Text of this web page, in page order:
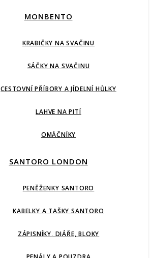
MONBENTO
KRABIČKY NA SVAČINU
SÁČKY NA SVAČINU
CESTOVNÍ PŘÍBORY A JÍDELNÍ HŮLKY
LAHVE NA PITÍ
OMÁČNÍKY
SANTORO LONDON
PENĚŽENKY SANTORO
KABELKY A TAŠKY SANTORO
ZÁPISNÍKY, DIÁŘE, BLOKY